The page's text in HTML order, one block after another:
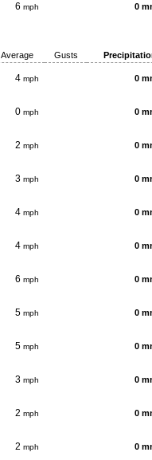
6 mph 0
Average Gusts
4 mph 0
0 mph 0
2 mph 0
3 mph 0
4 mph 0
4 mph 0
6 mph 0
5 mph 0
5 mph 0
3 mph 0
2 mph 0
2 mph 0